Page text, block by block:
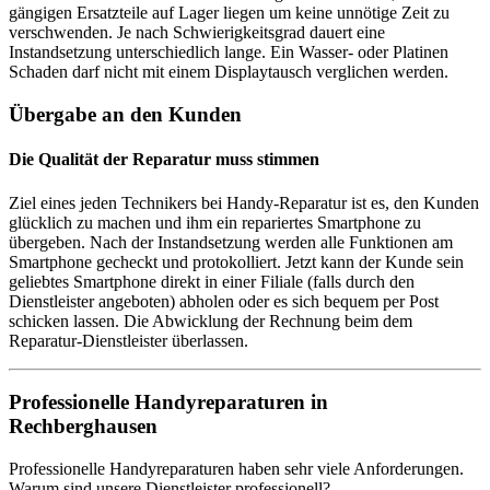
gängigen Ersatzteile auf Lager liegen um keine unnötige Zeit zu
verschwenden. Je nach Schwierigkeitsgrad dauert eine
Instandsetzung unterschiedlich lange. Ein Wasser- oder Platinen
Schaden darf nicht mit einem Displaytausch verglichen werden.
Übergabe an den Kunden
Die Qualität der Reparatur muss stimmen
Ziel eines jeden Technikers bei Handy-Reparatur ist es, den Kunden
glücklich zu machen und ihm ein repariertes Smartphone zu
übergeben. Nach der Instandsetzung werden alle Funktionen am
Smartphone gecheckt und protokolliert. Jetzt kann der Kunde sein
geliebtes Smartphone direkt in einer Filiale (falls durch den
Dienstleister angeboten) abholen oder es sich bequem per Post
schicken lassen. Die Abwicklung der Rechnung beim dem
Reparatur-Dienstleister überlassen.
Professionelle Handyreparaturen in
Rechberghausen
Professionelle Handyreparaturen haben sehr viele Anforderungen.